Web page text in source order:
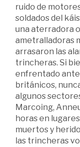
ruido de
soldados del
una aterradora
ametralladoras
arrasaron las
trincheras. Si
enfrentado
británicos,
algunos
Marcoing,
horas en
muertos y
las trincheras